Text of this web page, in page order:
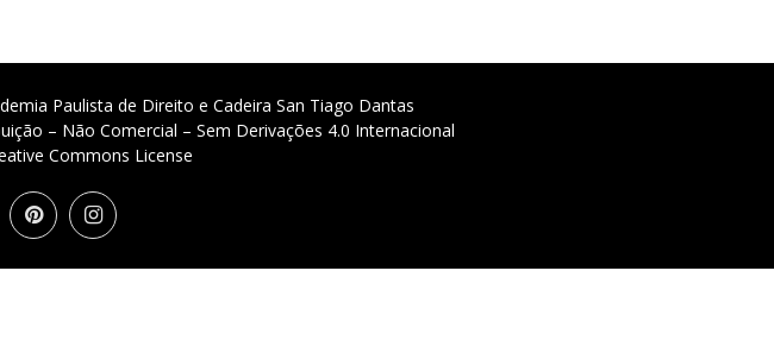
Paulista de Direito e Cadeira San Tiago Dantas
– Não Comercial – Sem Derivações 4.0 Internacional
Commons License